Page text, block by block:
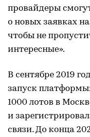
провайдеры
о новых заявках
чтобы не
интересные».
В сентябре 2019
запуск
1000 лотов в
и
связи. До конца